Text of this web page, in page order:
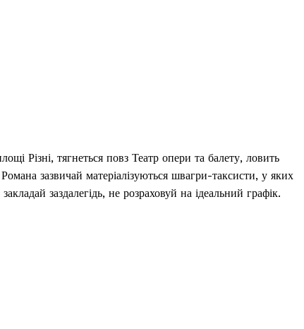
Різні, тягнеться повз Театр опери та балету, ловить
зазвичай матеріалізуються швагри-таксисти, у яких
заздалегідь, не розраховуй на ідеальний графік.